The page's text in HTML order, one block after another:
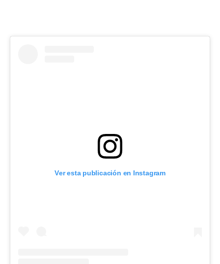
Ver esta publicación en Instagram